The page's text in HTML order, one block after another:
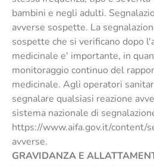
bambini e negli adulti.
avverse sospette. La
sospette che si verificano dopo
medicinale e' importante, in
monitoraggio continuo del
medicinale. Agli operatori
segnalare qualsiasi reazione
sistema nazionale di
https://www.aifa.gov.it/content/
avverse.
GRAVIDANZA E